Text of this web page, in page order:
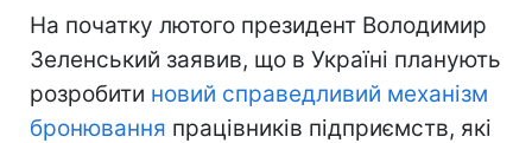
На початку лютого президент Володимир
Зеленський заявив, що в Україні планують
розробити новий справедливий механізм
бронювання працівників підприємств, які